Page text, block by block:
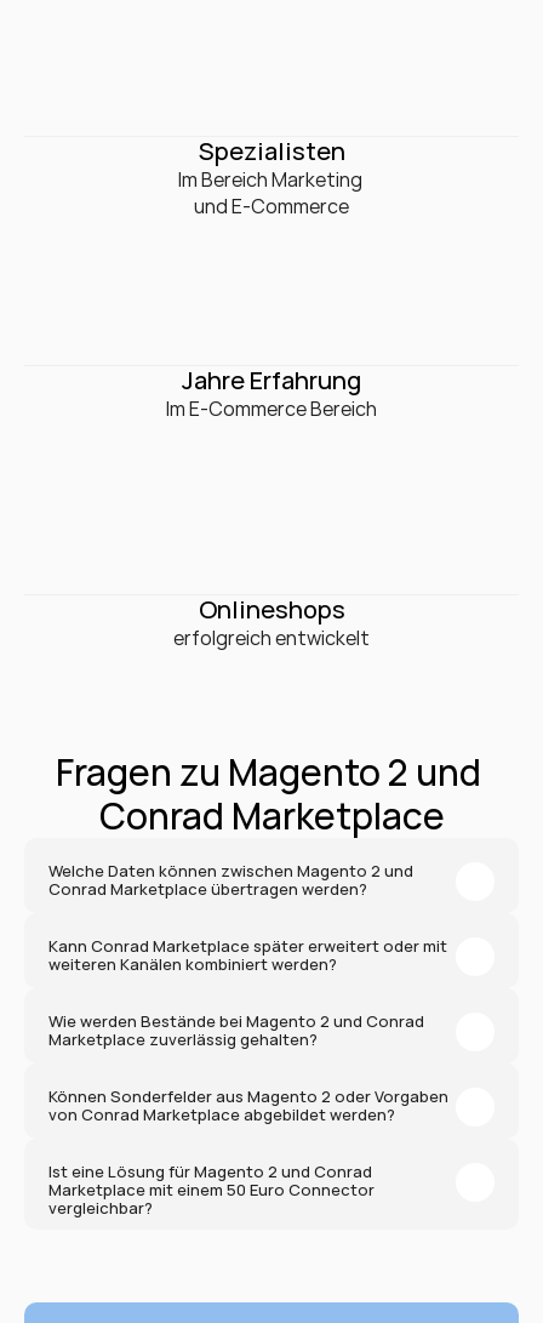
0+
Spezialisten
Im Bereich Marketing
und E-Commerce
0+
Jahre Erfahrung
Im E-Commerce Bereich
0+
Onlineshops
erfolgreich entwickelt
Fragen zu Magento 2 und
Conrad Marketplace
Welche Daten können zwischen Magento 2 und
Conrad Marketplace übertragen werden?
Kann Conrad Marketplace später erweitert oder mit
weiteren Kanälen kombiniert werden?
Wie werden Bestände bei Magento 2 und Conrad
Marketplace zuverlässig gehalten?
Können Sonderfelder aus Magento 2 oder Vorgaben
von Conrad Marketplace abgebildet werden?
Ist eine Lösung für Magento 2 und Conrad
Marketplace mit einem 50 Euro Connector
vergleichbar?